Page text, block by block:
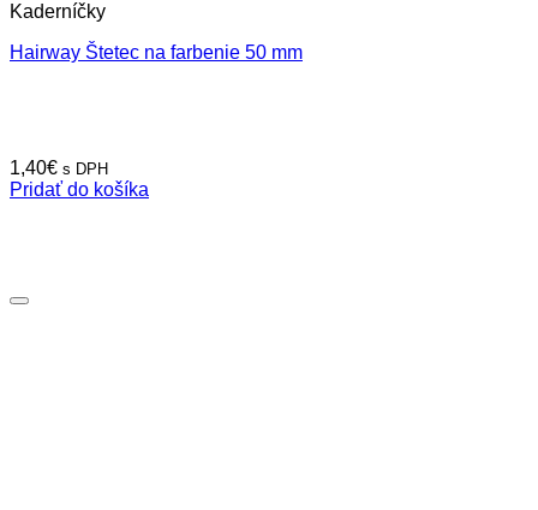
Kaderníčky
Hairway Štetec na farbenie 50 mm
1,40€ s DPH
Pridať do košíka